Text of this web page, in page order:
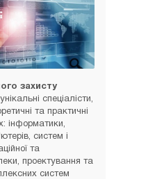
захисту
спеціалісти,
та практичні
інформатики,
систем і
та
проектування та
систем